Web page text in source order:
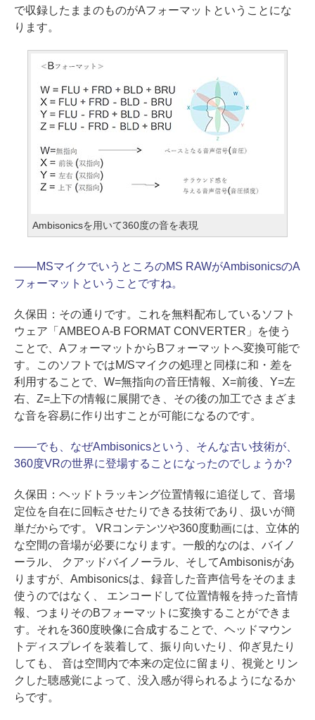
で収録したままのものがAフォーマットということにな
ります。
Ambisonicsを用いて360度の音を表現
――MSマイクでいうところのMS RAWがAmbisonicsのA
フォーマットということですね。
久保田： その通りです。これを無料配布しているソフト
ウェア「AMBEO A-B FORMAT CONVERTER」を使う
ことで、AフォーマットからBフォーマットへ変換可能で
す。このソフトではM/Sマイクの処理と同様に和・差を
利用することで、W=無指向の音圧情報、X=前後、Y=左
右、Z=上下の情報に展開でき、その後の加工でさまざま
な音を容易に作り出すことが可能になるのです。
――でも、なぜAmbisonicsという、そんな古い技術が、
360度VRの世界に登場することになったのでしょうか?
久保田： ヘッドトラッキング位置情報に追従して、音場
定位を自在に回転させたりできる技術であり、扱いが簡
単だからです。 VRコンテンツや360度動画には、立体的
な空間の音場が必要になります。一般的なのは、バイノ
ーラル、 クアッドバイノーラル、そしてAmbisonisがあ
りますが、Ambisonicsは、録音した音声信号をそのまま
使うのではなく、 エンコードして位置情報を持った音情
報、つまりそのBフォーマットに変換することができま
す。それを360度映像に合成することで、ヘッドマウン
トディスプレイを装着して、振り向いたり、仰ぎ見たり
しても、 音は空間内で本来の定位に留まり、視覚とリン
クした聴感覚によって、没入感が得られるようになるか
らです。